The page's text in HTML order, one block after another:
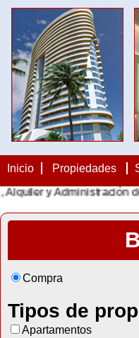
Inicio Propiedades
y Administración de
Compra
Tipos de
Apartamentos